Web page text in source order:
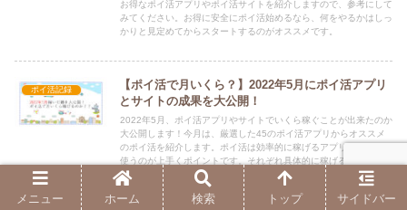
お得なポイ活アプリやポイ活サイトを紹介しますので、参考にして
みてください。お得に安全にポイ活始めるなら、何をやるかはしっ
かりと見定めてからスタートするのがオススメです。
ポイ活記録
【ポイ活で月いくら？】2022年5月にポイ活アプリ
とサイトの成果を大公開！
2022年5月、ポイ活アプリやサイトでいくら稼ぐことが出来たのか
大公開します！今月は、厳選した45のポイ活アプリからオススメ
のポイ活を紹介します。ポイ活は効率的に稼げるアプリやサイトを
使うのが上手くポイントです。それぞれ具体的に稼げる金額も紹介
しますので、お得なポイ活を見つけてください。
メニュー ホーム 検索 トップ サイドバー